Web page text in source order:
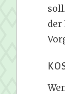
der